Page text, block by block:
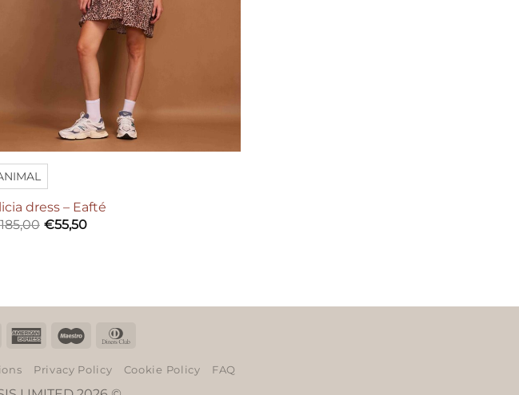
dress – Eafté
185,00 €55,50
Visa
AmericanMaestro
Privacy Policy Cookie Policy FAQ